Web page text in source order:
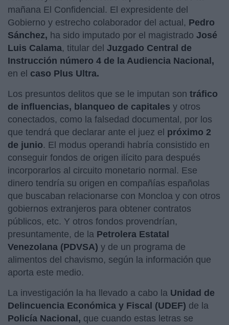
mañana El Confidencial. El expresidente del
Gobierno y estrecho colaborador del actual, Pedro
Sánchez, ha sido imputado por el magistrado José
Luis Calama, titular del Juzgado Central de
Instrucción número 4 de la Audiencia Nacional,
en el caso Plus Ultra.
Los presuntos delitos que se le imputan son tráfico
de influencias, blanqueo de capitales y otros
conectados, como la falsedad documental, por los
que tendrá que declarar ante el juez el próximo 2
de junio. El modus operandi habría consistido en
conseguir fondos de origen ilícito para después
incorporarlos al circuito monetario normal. Ese
dinero tendría su origen en compañías españolas
que buscaban relacionarse con Moncloa y con otros
gobiernos extranjeros para obtener contratos
públicos, etc. Y otros fondos provendrían,
presuntamente, de la Petrolera Estatal
Venezolana (PDVSA) y de un programa de
alimentos del chavismo, según la información que
aporta este medio.
La investigación la ha llevado a cabo la Unidad de
Delincuencia Económica y Fiscal (UDEF) de la
Policía Nacional, que cuando estas letras se